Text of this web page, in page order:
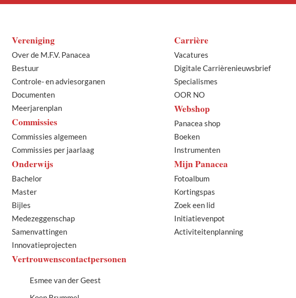
Vereniging
Over de M.F.V. Panacea
Bestuur
Controle- en adviesorganen
Documenten
Meerjarenplan
Commissies
Commissies algemeen
Commissies per jaarlaag
Onderwijs
Bachelor
Master
Bijles
Medezeggenschap
Samenvattingen
Innovatieprojecten
Carrière
Vacatures
Digitale Carrièrenieuwsbrief
Specialismes
OOR NO
Webshop
Panacea shop
Boeken
Instrumenten
Mijn Panacea
Fotoalbum
Kortingspas
Zoek een lid
Initiatievenpot
Activiteitenplanning
Vertrouwenscontactpersonen
Esmee van der Geest